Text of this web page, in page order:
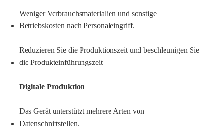
Weniger Verbrauchsmaterialien und sonstige
Betriebskosten nach Personaleingriff.
Reduzieren Sie die Produktionszeit und beschleunigen Sie
die Produkteinführungszeit
Digitale Produktion
Das Gerät unterstützt mehrere Arten von
Datenschnittstellen.